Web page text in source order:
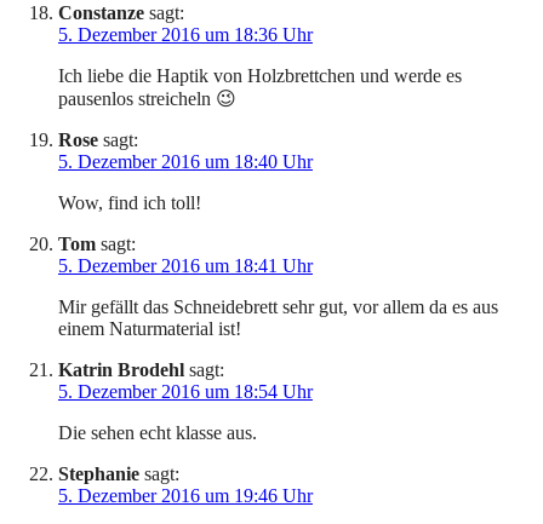
Constanze sagt:
5. Dezember 2016 um 18:36 Uhr
Ich liebe die Haptik von Holzbrettchen und werde es
pausenlos streicheln 😉
Rose sagt:
5. Dezember 2016 um 18:40 Uhr
Wow, find ich toll!
Tom sagt:
5. Dezember 2016 um 18:41 Uhr
Mir gefällt das Schneidebrett sehr gut, vor allem da es aus
einem Naturmaterial ist!
Katrin Brodehl sagt:
5. Dezember 2016 um 18:54 Uhr
Die sehen echt klasse aus.
Stephanie sagt:
5. Dezember 2016 um 19:46 Uhr